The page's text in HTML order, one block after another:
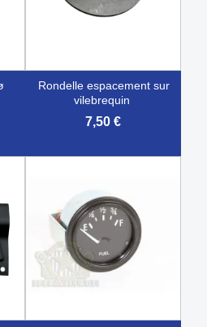
rondelle espacement sur
vilebrequin
7,50 €